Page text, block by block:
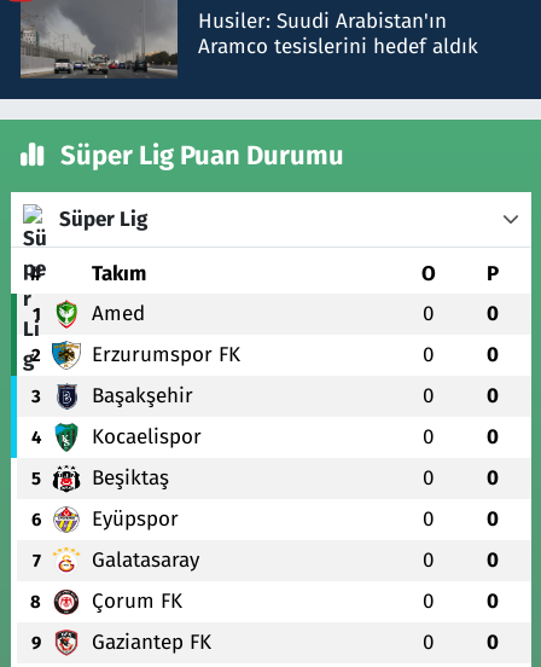
Husiler: Suudi Arabistan'ın
Aramco tesislerini hedef aldık
Süper Lig Puan Durumu
Süper Lig
# Takım O P
1 Amed 0 0
2 Erzurumspor FK 0 0
3 Başakşehir 0 0
4 Kocaelispor 0 0
5 Beşiktaş 0 0
6 Eyüpspor 0 0
7 Galatasaray 0 0
8 Çorum FK 0 0
9 Gaziantep FK 0 0